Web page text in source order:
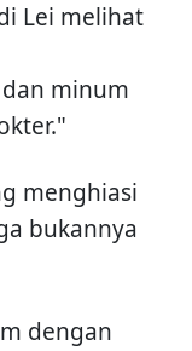
Lei melihat
minum
menghiasi
bukannya
dengan